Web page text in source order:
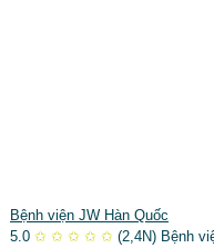
Bệnh viện JW Hàn Quốc
5.0 ✩ ✩ ✩ ✩ ✩ (2,4N) Bệnh